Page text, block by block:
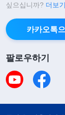
겠습니까? 그
와 고객 확장
예배에 참석해
없었습니다.
좋아지는 데
싶으십니까? 더보기
카카오톡
팔로우하기